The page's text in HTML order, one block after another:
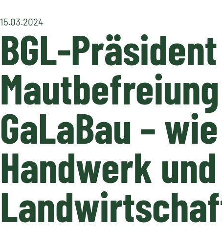
15.03.2024
BGL-
GaLaBau –
Handwerk und